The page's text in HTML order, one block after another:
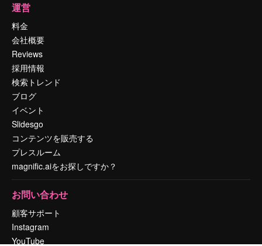
運営
料金
会社概要
Reviews
採用情報
検索トレンド
ブログ
イベント
Slidesgo
コンテンツを販売する
プレスルーム
magnific.aiをお探しですか？
お問い合わせ
顧客サポート
Instagram
YouTube